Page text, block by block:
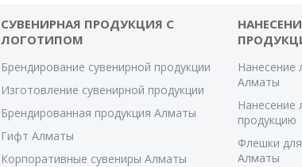
СУВЕНИРНАЯ ПРОДУКЦИЯ С
ЛОГОТИПОМ
Брендирование сувенирной продукции
Изготовление сувенирной продукции
Брендированная продукция Алматы
Гифт Алматы
Корпоративные сувениры Алматы
Нанесение
Алматы
Нанесение
продукцию
Флешки
Алматы